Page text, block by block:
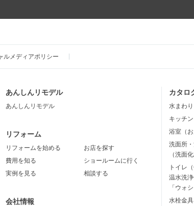
ルメディアポリシー
あんしんリモデル
あんしんリモデル
リフォーム
リフォームを始める
費用を知る
実例を見る
お店を探す
ショールームに行く
相談する
会社情報
カタロ
水まわ
キッチ
浴室（
洗面所
（洗面
トイレ
温水洗
「ウォ
水栓金具